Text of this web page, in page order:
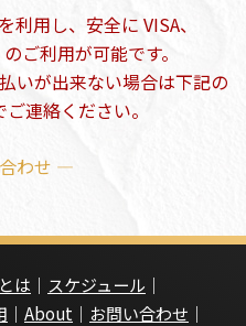
用し、安全に VISA、
ご利用が可能です。
いが出来ない場合は下記の
連絡ください。
わせ —
は ｜ スケジュール ｜
｜ About ｜ お問い合わせ ｜